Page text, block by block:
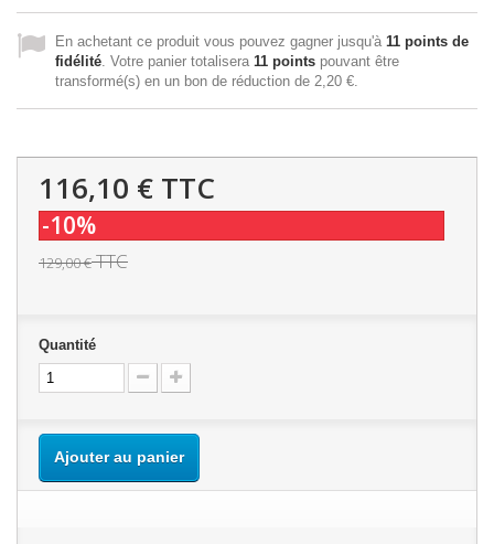
En achetant ce produit vous pouvez gagner jusqu'à 11 points de
fidélité . Votre panier totalisera 11 points pouvant être
transformé(s) en un bon de réduction de 2,20 €
116,10 € TTC
-10%
129,00 €TTC
Quantité
Ajouter au panier